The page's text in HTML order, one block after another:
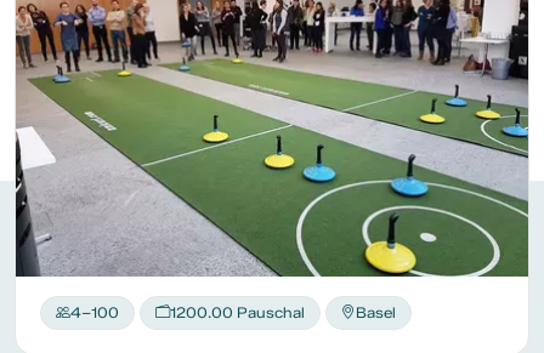
4–100 1200.00 Pauschal Basel